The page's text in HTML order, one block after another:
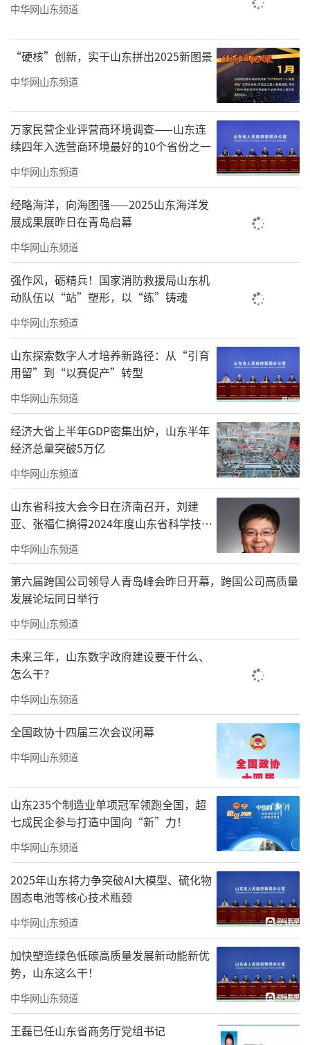
级，对发展停滞、不符合培育要求的企业予以
清退，并择优补充，确保培育库始终保持优质
企业集聚的良好态势。
（记者/赵宇 ）
责任编辑：薛筱蕙
中华网山东频道
“硬核”创新，实干山东拼出2025新图景
中华网山东频道
万家民营企业评营商环境调查——山东连
续四年入选营商环境最好的10个省份之一
中华网山东频道
经略海洋，向海图强——2025山东海洋发
展成果展昨日在青岛启幕
中华网山东频道
强作风，砺精兵！国家消防救援局山东机
动队伍以“站”塑形，以“练”铸魂
中华网山东频道
山东探索数字人才培养新路径：从“引育
用留”到“以赛促产”转型
中华网山东频道
经济大省上半年GDP密集出炉，山东半年
经济总量突破5万亿
中华网山东频道
山东省科技大会今日在济南召开，刘建
亚、张福仁摘得2024年度山东省科学技术
奖最高奖！
中华网山东频道
第六届跨国公司领导人青岛峰会昨日开幕，跨国公司高质量
发展论坛同日举行
中华网山东频道
未来三年，山东数字政府建设要干什么、
怎么干？
中华网山东频道
全国政协十四届三次会议闭幕
中华网山东频道
山东235个制造业单项冠军领跑全国，超
七成民企参与打造中国向“新”力！
中华网山东频道
2025年山东将力争突破AI大模型、硫化物
固态电池等核心技术瓶颈
中华网山东频道
加快塑造绿色低碳高质量发展新动能新优
势，山东这么干！
中华网山东频道
王磊已任山东省商务厅党组书记